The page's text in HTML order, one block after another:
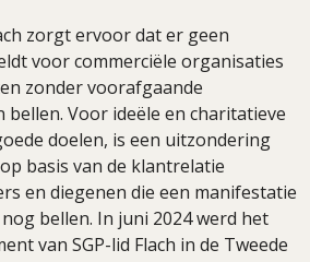
zorgt ervoor dat er geen
voor commerciële organisaties
zonder voorafgaande
Voor ideële en charitatieve
doelen, is een uitzondering
basis van de klantrelatie
en diegenen die een manifestatie
bellen. In juni 2024 werd het
van SGP-lid Flach in de Tweede